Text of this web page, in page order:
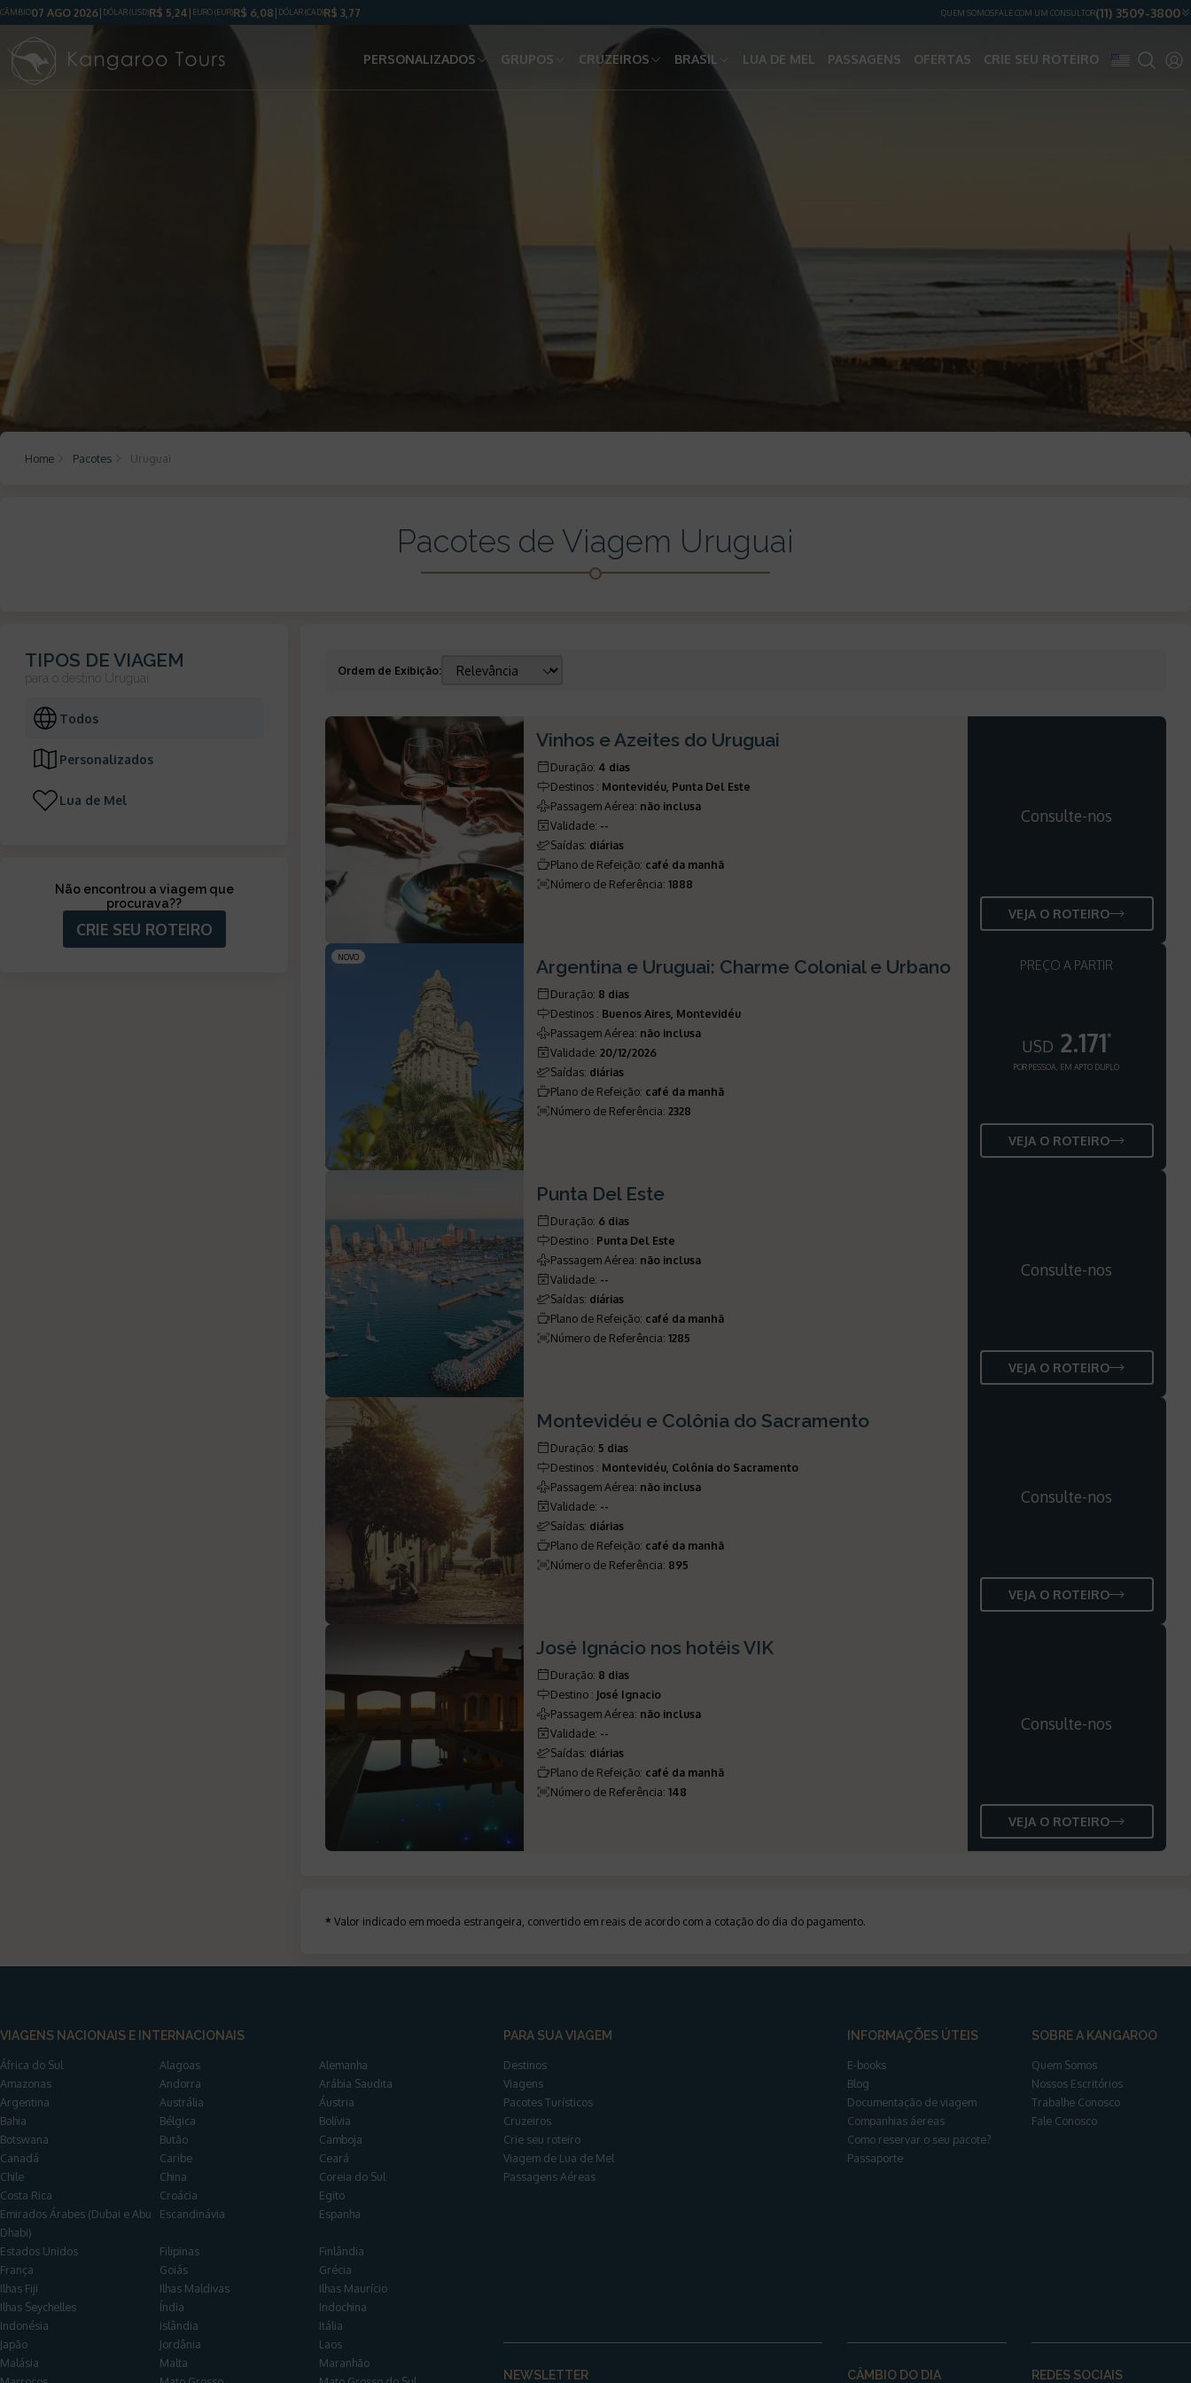
CÂMBIO07 AGO 2026 DÓLAR(USD)R$ 5,24 EURO (EUR)R$ 6,08 DÓLAR(CAD)R$ 3,77 QUEM SOMOSFALE COM UM CONSULTOR(11) 3509-3800
PERSONALIZADOS GRUPOS CRUZEIROS BRASIL LUA DE MEL PASSAGENS OFERTAS CRIE SEU ROTEIRO
Home Pacotes Uruguai
Pacotes de Viagem Uruguai
TIPOS DE VIAGEM
para o destino Uruguai
Todos
Personalizados
Lua de Mel
Não encontrou a viagem que
procurava??
CRIE SEU ROTEIRO
Ordem de Exibição:
Vinhos e Azeites do Uruguai
Duração: 4 dias
Destinos : Montevidéu, Punta Del Este
Passagem Aérea: não inclusa
Validade: --
Saídas: diárias
Plano de Refeição: café da manhã
Número de Referência:1888
Consulte-nos
VEJA O ROTEIRO
NOVO Argentina e Uruguai: Charme Colonial e Urbano
Duração: 8 dias
Destinos : Buenos Aires, Montevidéu
Passagem Aérea: não inclusa
Validade:20/12/2026
Saídas: diárias
Plano de Refeição: café da manhã
Número de Referência:2328
PREÇO A PARTIR
USD 2.171*
POR PESSOA, EM APTO DUPLO
VEJA O ROTEIRO
Punta Del Este
Duração: 6 dias
Destino : Punta Del Este
Passagem Aérea: não inclusa
Validade: --
Saídas: diárias
Plano de Refeição: café da manhã
Número de Referência:1285
Consulte-nos
VEJA O ROTEIRO
Montevidéu e Colônia do Sacramento
Duração: 5 dias
Destinos : Montevidéu, Colônia do Sacramento
Passagem Aérea: não inclusa
Validade: --
Saídas: diárias
Plano de Refeição: café da manhã
Número de Referência: 895
Consulte-nos
VEJA O ROTEIRO
José Ignácio nos hotéis VIK
Duração: 8 dias
Destino : José Ignacio
Passagem Aérea: não inclusa
Validade: --
Saídas: diárias
Plano de Refeição: café da manhã
Número de Referência:148
Consulte-nos
VEJA O ROTEIRO
* Valor indicado em moeda estrangeira, convertido em reais de acordo com a cotação do dia do pagamento.
VIAGENS NACIONAIS E INTERNACIONAIS
África do Sul Alagoas
Alemanha
Amazonas
Andorra
Arábia Saudita
Argentina
Austrália
Áustria
Bahia
Bélgica
Bolívia
Botswana
Butão
Camboja
Canadá
Caribe
Ceará
Chile
China
Coreia do Sul
Costa Rica
Croácia
Egito
Emirados Árabes (Dubai e Abu
Dhabi)
Escandinávia Espanha
Estados Unidos Filipinas
Finlândia
França
Goiás
Grécia
Ilhas Fiji
Ilhas Maldivas
Ilhas Maurício
Ilhas Seychelles
Índia
Indochina
Indonésia
Islândia
Itália
Japão
Jordânia
Laos
Malásia
Malta
Maranhão
PARA SUA VIAGEM
Destinos
Viagens
Pacotes Turísticos
Cruzeiros
Crie seu roteiro
Viagem de Lua de Mel
Passagens Aéreas
NEWSLETTER
INFORMAÇÕES ÚTEIS
E-books
Blog
Documentação de viagem
Companhias áereas
Como reservar o seu pacote?
Passaporte
SOBRE A KANGAROO
Quem Somos
Nossos Escritórios
Trabalhe Conosco
Fale Conosco
CÂMBIO DO DIA REDES SOCIAIS